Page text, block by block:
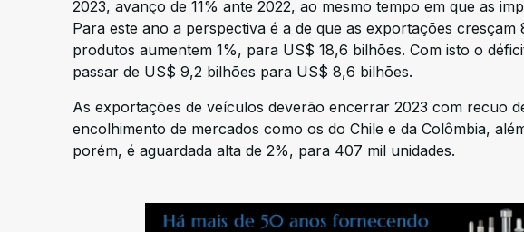
2023, avanço de 11% ante 2022, ao mesmo tempo em que as
Para este ano a perspectiva é a de que as exportações
produtos aumentem 1%, para US$ 18,6 bilhões. Com isto o
passar de US$ 9,2 bilhões para US$ 8,6 bilhões.
As exportações de veículos deverão encerrar 2023 com recuo
encolhimento de mercados como os do Chile e da Colômbia,
porém, é aguardada alta de 2%, para 407 mil unidades.